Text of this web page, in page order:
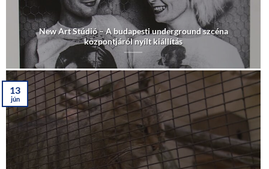
New Art Stúdió – A budapesti underground szcéna
központjáról nyílt kiállítás
13
jún